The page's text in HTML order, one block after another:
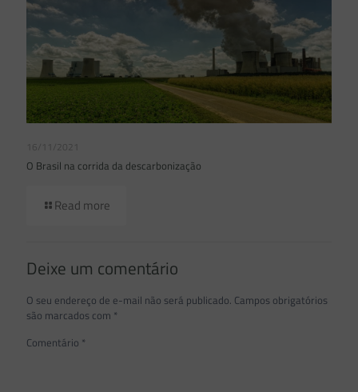
16/11/2021
O Brasil na corrida da descarbonização
Read more
Deixe um comentário
O seu endereço de e-mail não será publicado. Campos obrigatórios
são marcados com *
Comentário *